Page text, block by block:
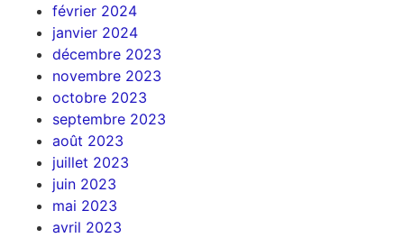
février 2024
janvier 2024
décembre 2023
novembre 2023
octobre 2023
septembre 2023
août 2023
juillet 2023
juin 2023
mai 2023
avril 2023